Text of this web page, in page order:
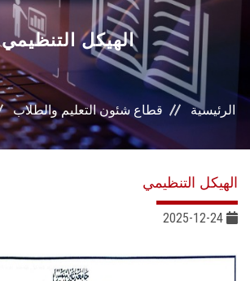
الهيكل التنظيمي
الرئيسية قطاع شئون التعليم والطلاب
الهيكل التنظيمي